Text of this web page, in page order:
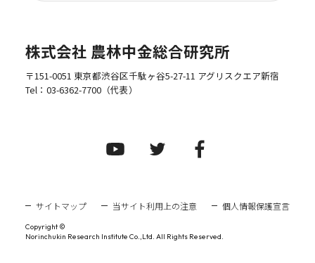
株式会社 農林中金総合研究所
〒151-0051 東京都渋谷区千駄ヶ谷5-27-11 アグリスクエア新宿
Tel： 03-6362-7700（代表）
サイトマップ 当サイト利用上の注意 個人情報保護宣言
Copyright ©
Norinchukin Research Institute Co.,Ltd. All Rights Reserved.